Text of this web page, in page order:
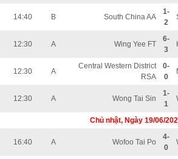
14:40 B South China AA
1-
2
12:30 A Wing Yee FT
6-
3
12:30 A
Central Western District
RSA
0-
0
12:30 A Wong Tai Sin
1-
1
Chủ nhật, Ngày 19/06/
16:40 A Wofoo Tai Po
4-
0